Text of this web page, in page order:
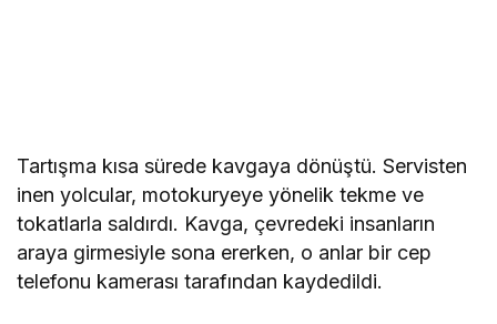
Tartışma kısa sürede kavgaya dönüştü. Servisten
inen yolcular, motokuryeye yönelik tekme ve
tokatlarla saldırdı. Kavga, çevredeki insanların
araya girmesiyle sona ererken, o anlar bir cep
telefonu kamerası tarafından kaydedildi.